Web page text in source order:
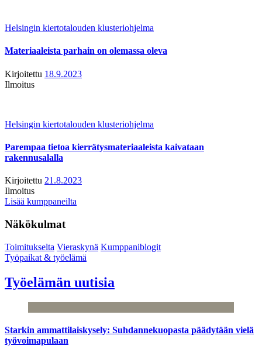
Helsingin kiertotalouden klusteriohjelma
Materiaaleista parhain on olemassa oleva
Kirjoitettu 18.9.2023
Ilmoitus
Helsingin kiertotalouden klusteriohjelma
Parempaa tietoa kierrätysmateriaaleista kaivataan
rakennusalalla
Kirjoitettu 21.8.2023
Ilmoitus
Lisää kumppaneilta
Näkökulmat
Toimitukselta Vieraskynä Kumppaniblogit
Työpaikat & työelämä
Työelämän uutisia
Starkin ammattilaiskysely: Suhdannekuopasta päädytään vielä
työvoimapulaan